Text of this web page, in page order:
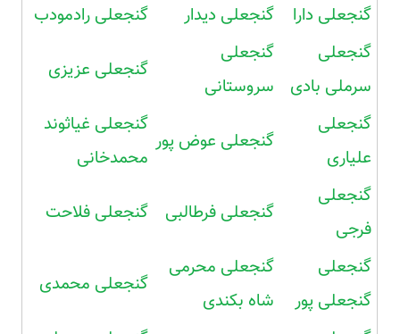
گنجعلی دارا گنجعلی دیدار
گنجعلی رادمودب
گنجعلی
سرملی بادی
گنجعلی
سروستانی
گنجعلی عزیزی
گنجعلی
علیاری
گنجعلی عوض پور
گنجعلی غیاثوند
محمدخانی
گنجعلی
فرجی
گنجعلی فرطالبی گنجعلی فلاحت
گنجعلی
گنجعلی پور
گنجعلی محرمی
شاه بکندی
گنجعلی محمدی